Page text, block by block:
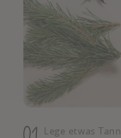
Lege etwas